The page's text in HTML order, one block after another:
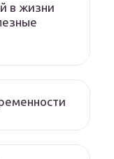
в жизни